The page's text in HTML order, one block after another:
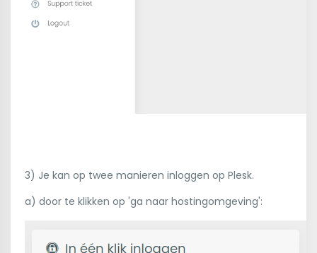
3) Je kan op twee manieren inloggen op Plesk.
a) door te klikken op 'ga naar hostingomgeving':